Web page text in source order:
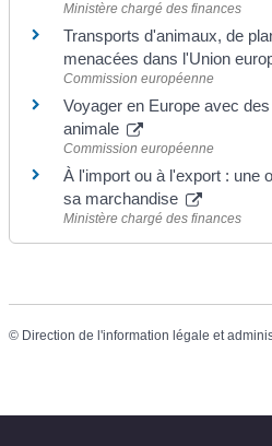
Ministère chargé des finances
Transports d'animaux, de
menacées dans l'Union
Commission européenne
Voyager en Europe avec
animale
Commission européenne
À l'import ou à l'export : une
sa marchandise
Ministère chargé des finances
© Direction de l'information légale et